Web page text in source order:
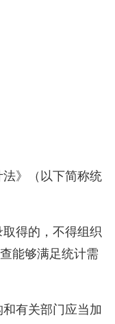
》（以下简称统
得的，不得组织
能够满足统计需
有关部门应当加